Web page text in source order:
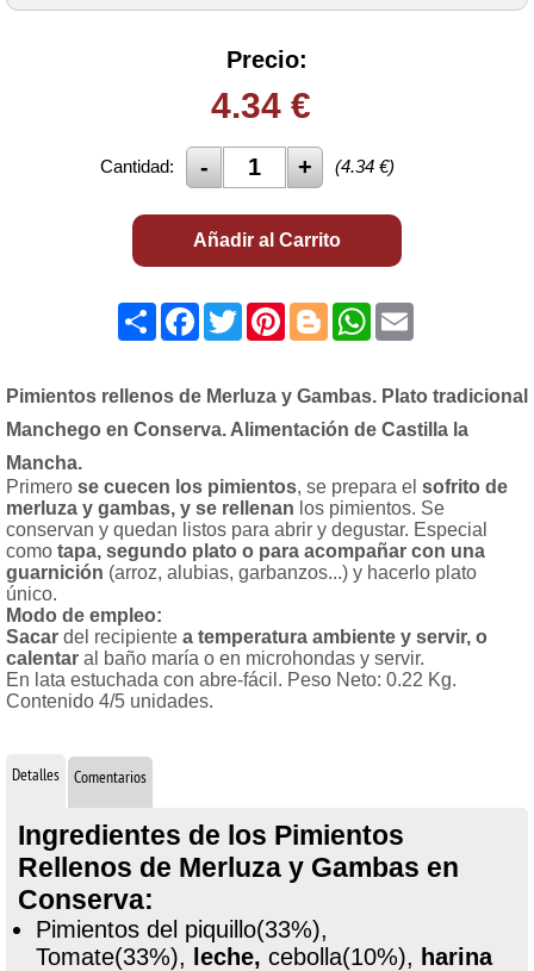
Precio:
4.34 €
Cantidad: (4.34 €)
Añadir al Carrito
ShareFacebook
TwitterPinterest
BloggerWhatsApp
Pimientos rellenos de Merluza y Gambas. Plato tradicional
Manchego en Conserva. Alimentación de Castilla la
Mancha.
Primero se cuecen los pimientos, se prepara el sofrito de
merluza y gambas, y se rellenan los pimientos. Se
conservan y quedan listos para abrir y degustar. Especial
como tapa, segundo plato o para acompañar con una
guarnición (arroz, alubias, garbanzos...) y hacerlo plato
único.
Modo de empleo:
Sacar del recipiente a temperatura ambiente y servir, o
calentar al baño maría o en microhondas y servir.
En lata estuchada con abre-fácil. Peso Neto: 0.22 Kg.
Contenido 4/5 unidades.
Detalles Comentarios
Ingredientes de los Pimientos
Rellenos de Merluza y Gambas en
Conserva:
Pimientos del piquillo(33%),
Tomate(33%),
leche, cebolla(10%), harina